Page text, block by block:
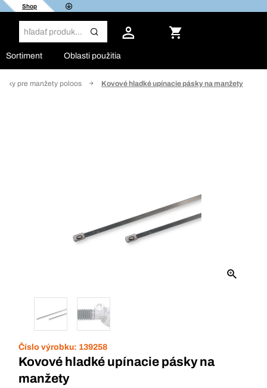
Shop
Sortiment Oblasti použitia
pre manžety poloos Kovové hladké upínacie pásky na manžety
Číslo výrobku: 139258
Kovové hladké upínacie pásky na
manžety